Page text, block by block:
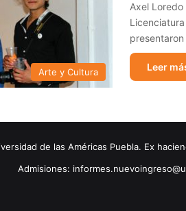
Arte y Cultura
Axel
Leer
de las Américas Puebla. Ex
Admisiones: